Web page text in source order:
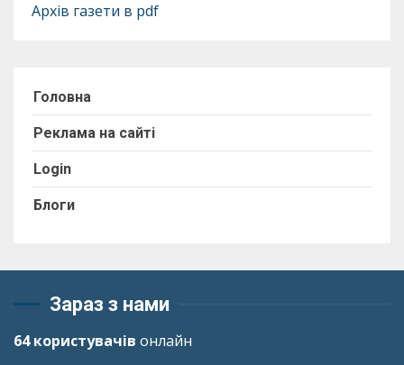
Архів газети в pdf
Головна
Реклама на сайті
Login
Блоги
Зараз з нами
64 користувачів онлайн